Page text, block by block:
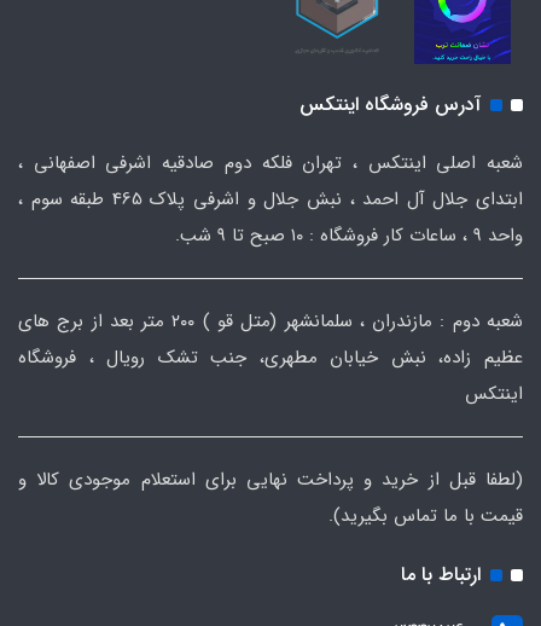
آدرس فروشگاه اینتکس
شعبه اصلی اینتکس ، تهران فلکه دوم صادقیه اشرفی اصفهانی ،
ابتدای جلال آل احمد ، نبش جلال و اشرفی پلاک 465 طبقه سوم ،
واحد ۹ ، ساعات کار فروشگاه : ۱۰ صبح تا ۹ شب.
شعبه دوم : مازندران ، سلمانشهر (متل قو ) ۲۰۰ متر بعد از برج های
عظیم زاده، نبش خیابان مطهری، جنب تشک رویال ، فروشگاه
اینتکس
(لطفا قبل از خرید و پرداخت نهایی برای استعلام موجودی کالا و
قیمت با ما تماس بگیرید).
ارتباط با ما